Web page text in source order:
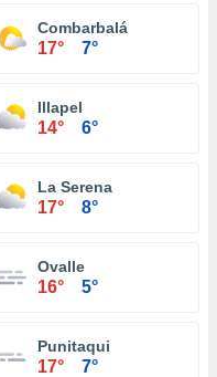
Combarbalá
17° 7°
Illapel
14° 6°
La Serena
17° 8°
Ovalle
16° 5°
Punitaqui
17° 7°